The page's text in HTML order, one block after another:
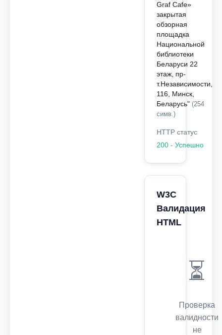
Graf Cafe»
закрытая
обзорная
площадка
Национальной
библиотеки
Беларуси 22
этаж, пр-
т.Независимости,
116, Минск,
Беларусь" (254
симв.)
HTTP статус
200 - Успешно
W3C
Валидация
HTML
⏳
Проверка
валидности
не